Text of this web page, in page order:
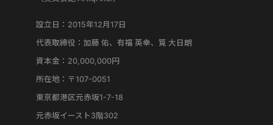
設立日：2015年12月17日
代表取締役：加藤 佑、有福 英幸、筧 大日朗
資本金：20,000,000円
所在地：〒107-0051
東京都港区元赤坂1-7-18
元赤坂イースト3階302